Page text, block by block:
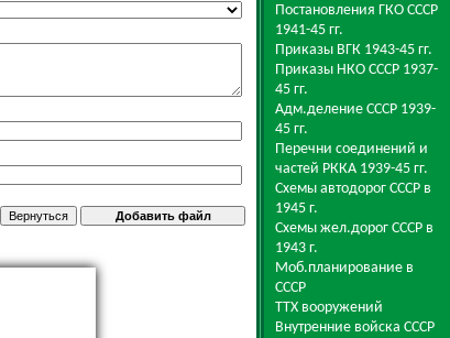
Постановления ГКО СССР
1941-45 гг.
Приказы ВГК 1943-45 гг.
Приказы НКО СССР 1937-
45 гг.
Адм.деление СССР 1939-
45 гг.
Перечни соединений и
частей РККА 1939-45 гг.
Схемы автодорог СССР в
1945 г.
Схемы жел.дорог СССР в
1943 г.
Моб.планирование в
СССР
ТТХ вооружений
Внутренние войска СССР